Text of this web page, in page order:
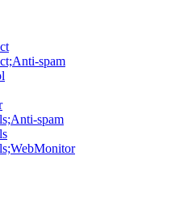
spam
spam